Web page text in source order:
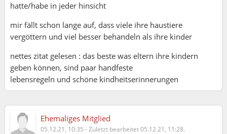
hatte/habe in jeder hinsicht
mir fällt schon lange auf, dass viele ihre haustiere
vergöttern und viel besser behandeln als ihre kinder
nettes zitat gelesen : das beste was eltern ihre kindern
geben können, sind paar handfeste
lebensregeln und schöne kindheitserinnerungen
Ehemaliges Mitglied
05.12.21, 10:35 -Zuletzt bearbeitet 05.12.21, 11:28.